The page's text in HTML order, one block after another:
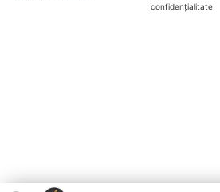
confidențialitate